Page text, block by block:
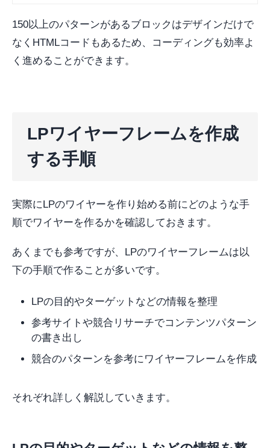
150以上のパターンがあるブロックはデザインだけで
なくHTMLコードもあるため、コーディングも効率よ
く進めることができます。
LPワイヤーフレームを作成
する手順
実際にLPのワイヤーを作り始める前にどのような手
順でワイヤーを作るかを確認しておきます。
あくまでも参考ですが、LPのワイヤーフレームは以
下の手順で作ることが多いです。
LPの目的やターゲットなどの情報を整理
参考サイトや競合リサーチでコンテンツパターン
の書き出し
競合のパターンを参考にワイヤーフレームを作成
それぞれ詳しく解説していきます。